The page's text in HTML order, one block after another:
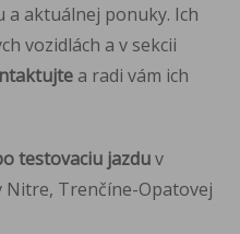
a aktuálnej ponuky. Ich
vozidlách a v sekcii
a radi vám ich
testovaciu jazduv
Nitre, Trenčíne-Opatovej